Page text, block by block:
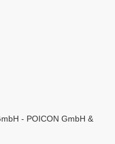
- POICON GmbH &